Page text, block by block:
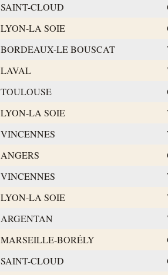
SAINT-CLOUD
LYON-LA SOIE
BORDEAUX-LE BOUSCAT
LAVAL
TOULOUSE
LYON-LA SOIE
VINCENNES
ANGERS
VINCENNES
LYON-LA SOIE
ARGENTAN
MARSEILLE-BORÉLY
SAINT-CLOUD